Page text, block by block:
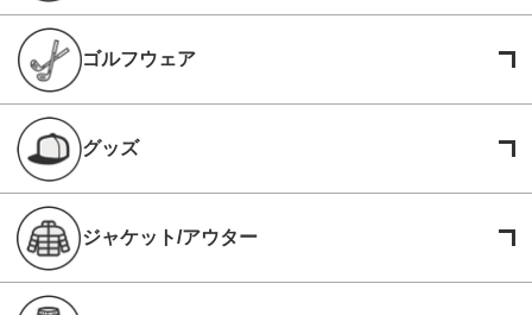
ゴルフウェア
グッズ
ジャケット/アウター